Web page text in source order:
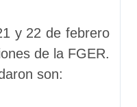
y 22 de febrero
de la FGER.
son: